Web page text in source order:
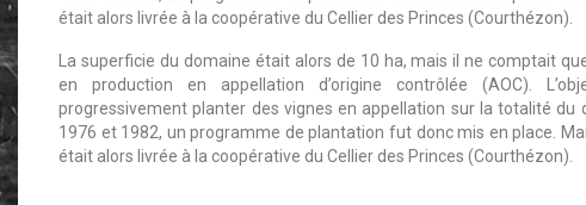
était alors livrée à la coopérative du Cellier des Princes (Courthézon).
La superficie du domaine était alors de 10 ha, mais il ne comptait
en production en appellation d’origine contrôlée (AOC).
progressivement planter des vignes en appellation sur la totalité du
1976 et 1982, un programme de plantation fut donc mis en place.
était alors livrée à la coopérative du Cellier des Princes (Courthézon).